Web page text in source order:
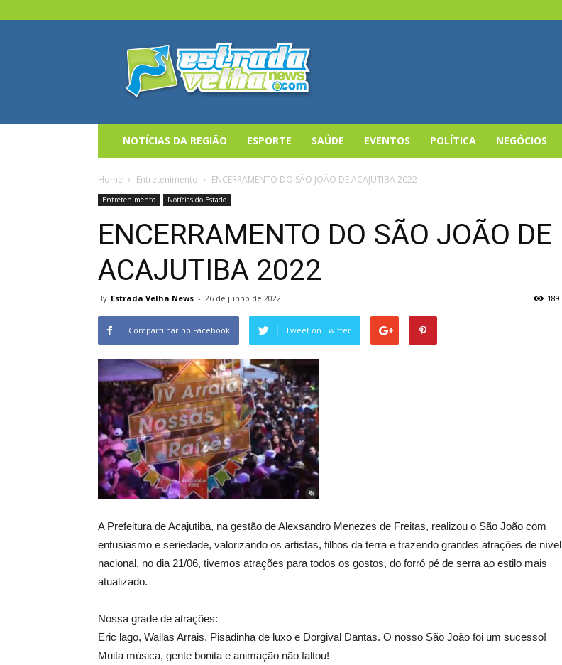
Estrada
Velha
News
NOTÍCIAS DA REGIÃO ESPORTE SAÚDE EVENTOS POLÍTICA NEGÓCIOS
Home Entretenimento ENCERRAMENTO DO SÃO JOÃO DE ACAJUTIBA 2022
Entretenimento Notícias do Estado
ENCERRAMENTO DO SÃO JOÃO DE
ACAJUTIBA 2022
By Estrada Velha News - 26 de junho de 2022 189
Compartilhar no Facebook Tweet on Twitter
A Prefeitura de Acajutiba, na gestão de Alexsandro Menezes de Freitas, realizou o São João com
entusiasmo e seriedade, valorizando os artistas, filhos da terra e trazendo grandes atrações de nível
nacional, no dia 21/06, tivemos atrações para todos os gostos, do forró pé de serra ao estilo mais
atualizado.
Nossa grade de atrações:
Eric lago, Wallas Arrais, Pisadinha de luxo e Dorgival Dantas. O nosso São João foi um sucesso!
Muita música, gente bonita e animação não faltou!